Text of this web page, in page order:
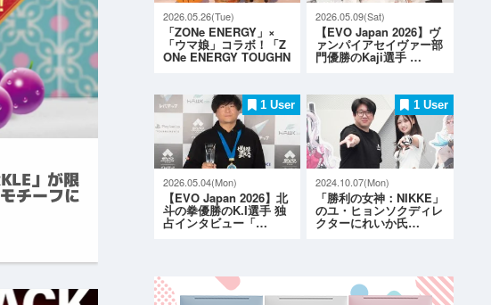
」が限
チーフに
2026.05.26(Tue)
「ZONe ENERGY」×
「ウマ娘」コラボ！「Z
ONe ENERGY TOUGHN
2026.05.09(Sat)
【EVO Japan 2026】ヴ
ァンパイアセイヴァー部
門優勝のKaji選手 …
1 User
2026.05.04(Mon)
【EVO Japan 2026】北
斗の拳優勝のK.I選手 独
占インタビュー「…
1 User
2024.10.07(Mon)
「勝利の女神：NIKKE」
のユ・ヒョンソクディレ
クターにれいか氏…